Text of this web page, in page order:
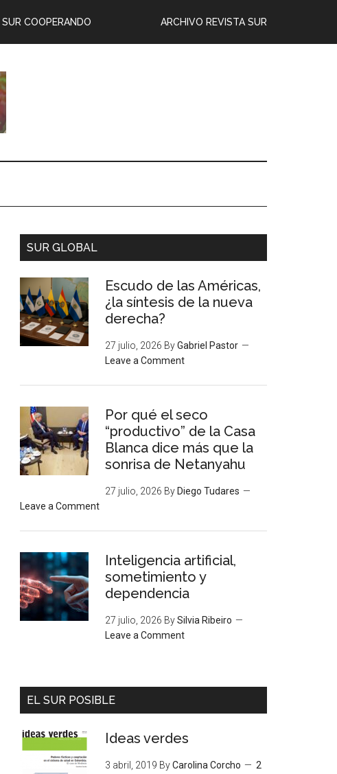
ARCHIVO REVISTA SUR
SUR COOPERANDO
SUR GLOBAL
Escudo de las Américas,
¿la síntesis de la nueva
derecha?
27 julio, 2026 ByGabriel Pastor
Leave a Comment
Por qué el seco
“productivo” de la Casa
Blanca dice más que la
sonrisa de Netanyahu
27 julio, 2026 By Diego Tudares
Leave a Comment
Inteligencia artificial,
sometimiento y
dependencia
27 julio, 2026 BySilvia Ribeiro
Leave a Comment
EL SUR POSIBLE
Ideas verdes
3 abril, 2019 ByCarolina Corcho
2